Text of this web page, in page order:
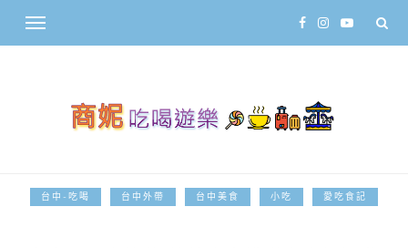
台中-吃喝 台中外帶 台中美食 小吃 愛吃食記